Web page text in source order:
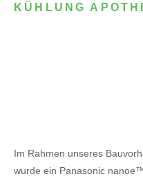
KÜHLUNG
Im Rahmen unseres
wurde ein Panasonic